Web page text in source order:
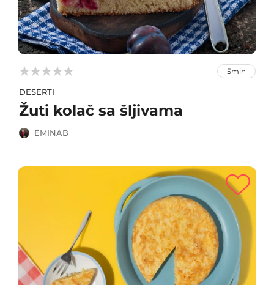


 5min
DESERTI
Žuti kolač sa šljivama
EMINAB